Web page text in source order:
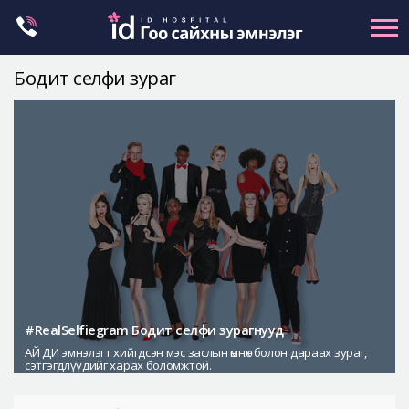
Ботокс , филлер
Галбиржуулах
Let Me In
Бодит селфи зураг
#RealSelfiegram Бодит селфи зурагнууд
АЙ ДИ эмнэлэгт хийгдсэн мэс заслын өмнөх болон дараах зураг,
сэтгэгдлүүдийг харах боломжтой.